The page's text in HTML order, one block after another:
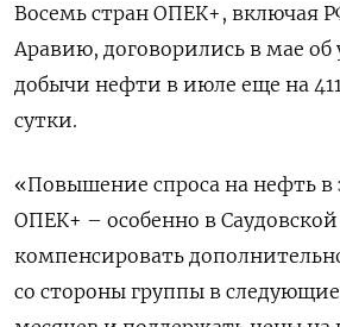
Восемь стран ОПЕК+, включая
Аравию, договорились в мае об
добычи нефти в июле еще на
сутки.
«Повышение спроса на нефть в
ОПЕК+ – особенно в
компенсировать
со стороны группы в